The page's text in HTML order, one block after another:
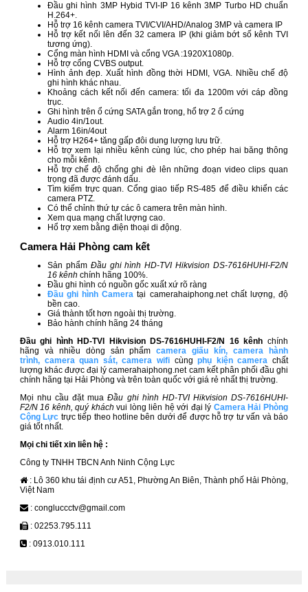
Đầu ghi hình 3MP Hybid TVI-IP 16 kênh 3MP Turbo HD chuẩn
H.264+.
Hỗ trợ 16 kênh camera TVI/CVI/AHD/Analog 3MP và camera IP
Hỗ trợ kết nối lên đến 32 camera IP (khi giảm bớt số kênh TVI
tương ứng).
Cổng màn hình HDMI và cổng VGA :1920X1080p.
Hỗ trợ cổng CVBS output.
Hình ảnh đẹp. Xuất hình đồng thời HDMI, VGA. Nhiều chế độ
ghi hình khác nhau.
Khoảng cách kết nối đến camera: tối đa 1200m với cáp đồng
trục.
Ghi hình trên ổ cứng SATA gắn trong, hổ trợ 2 ổ cứng
Audio 4in/1out.
Alarm 16in/4out
Hỗ trợ H264+ tăng gấp đôi dung lượng lưu trữ.
Hỗ trợ xem lại nhiều kênh cùng lúc, cho phép hai băng thông
cho mỗi kênh.
Hỗ trợ chế độ chống ghi đè lên những đoạn video clips quan
trọng đã được đánh dấu.
Tìm kiếm trực quan. Cổng giao tiếp RS-485 để điều khiển các
camera PTZ.
Có thể chỉnh thứ tự các ô camera trên màn hình.
Xem qua mạng chất lượng cao.
Hổ trợ xem bằng điện thoại di động.
Camera Hải Phòng cam kết
Sản phẩmĐầu ghi hình HD-TVI Hikvision DS-7616HUHI-F2/N
16 kênh chính hãng 100%.
Đầu ghi hình có nguồn gốc xuất xứ rõ ràng
Đầu ghi hình Camera tại camerahaiphong.net chất lượng, độ
bền cao.
Giá thành tốt hơn ngoài thị trường.
Bảo hành chính hãng 24 tháng
Đầu ghi hình HD-TVI Hikvision DS-7616HUHI-F2/N 16 kênh​ chính
hãng và nhiều dòng sản phẩmcamera giấu kín,camera hành
trình, camera quan sát,camera wifi cùngphụ kiện camera chất
lượng khác được đại lý camerahaiphong.net cam kết phân phối đầu ghi
chính hãng tại Hải Phòng và trên toàn quốc với giá rẻ nhất thị trường.
Mọi nhu cầu đặt muaĐầu ghi hình HD-TVI Hikvision DS-7616HUHI-
F2/N 16 kênh, quý kháchvui lòng liên hệ với đại lý Camera Hải Phòng
Cộng Lực trực tiếp theo hotline bên dưới để được hỗ trợ tư vấn và báo
giá tốt nhất.
Mọi chi tiết xin liên hệ :
Công ty TNHH TBCN Anh Ninh Cộng Lực
: Lô 360 khu tái định cư A51, Phường An Biên, Thành phố Hải Phòng,
Việt Nam
: congluccctv@gmail.com
: 02253.795.111
: 0913.010.111